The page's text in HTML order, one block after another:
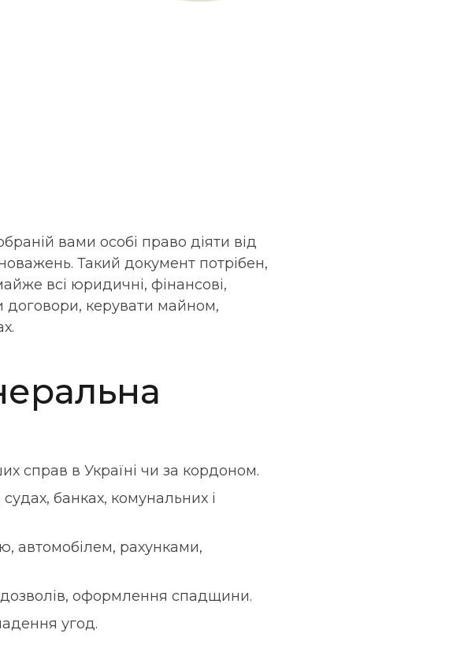
вами особі право діяти від
Такий документ потрібен,
всі юридичні, фінансові,
договори, керувати майном,
справ в Україні чи за кордоном.
банках, комунальних і
автомобілем, рахунками,
оформлення спадщини.
угод.